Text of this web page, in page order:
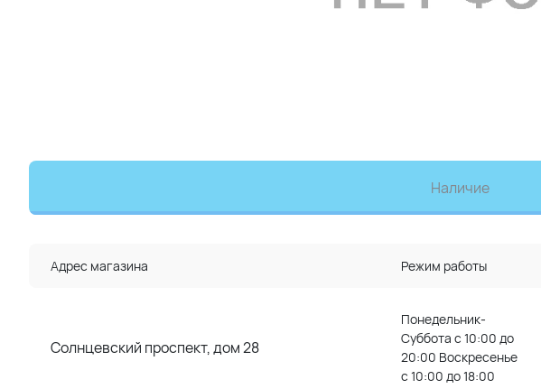
Наличие
Адрес магазина Режим работы
Солнцевский проспект, дом 28
Понедельник-
Суббота с 10:00 до
20:00 Воскресенье
с 10:00 до 18:00